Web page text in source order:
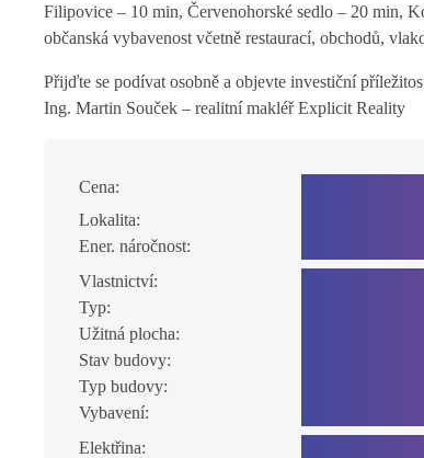
Filipovice – 10 min, Červenohorské sedlo – 20 min,
občanská vybavenost včetně restaurací, obchodů,
Přijďte se podívat osobně a objevte investiční
Ing. Martin Souček – realitní makléř Explicit Reality
Cena:
Lokalita:
Ener. náročnost:
Vlastnictví:
Typ:
Užitná plocha:
Stav budovy:
Typ budovy:
Vybavení:
Elektřina: